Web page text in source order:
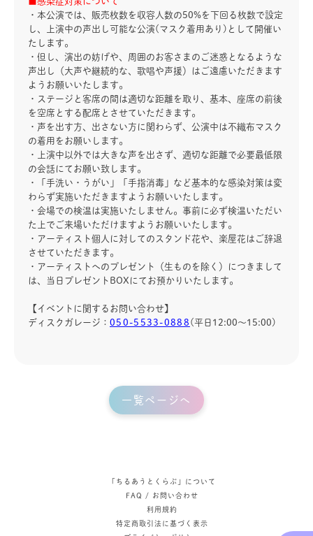
・本公演では、販売枚数を収容人数の50%を下回る枚数で設定
し、上演中の声出し可能な公演(マスク着用あり)として開催い
たします。
・但し、演出の妨げや、周囲のお客さまのご迷惑となるような
声出し（大声や継続的な、歌唱や声援）はご遠慮いただきます
ようお願いいたします。
・ステージと客席の間は適切な距離を取り、基本、座席の前後
を空席とする配席とさせていただきます。
・声を出す方、出さない方に関わらず、公演中は不織布マスク
の着用をお願いします。
・上演中以外では大きな声を出さず、適切な距離で必要最低限
の会話にてお願い致します。
・「手洗い・うがい」「手指消毒」など基本的な感染対策は変
わらず実施いただきますようお願いいたします。
・会場での検温は実施いたしません。事前に必ず検温いただい
た上でご来場いただけますようお願いいたします。
・アーティスト個人に対してのスタンド花や、楽屋花はご辞退
させていただきます。
・アーティストへのプレゼント（生ものを除く）につきまして
は、当日プレゼントBOXにてお預かりいたします。
【イベントに関するお問い合わせ】
ディスクガレージ： 050-5533-0888 (平日12:00～15:00)
一覧ページへ
「ちるあうとくらぶ」について
FAQ / お問い合わせ
利用規約
特定商取引法に基づく表示